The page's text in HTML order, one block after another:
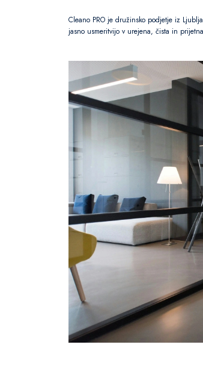
Cleano PRO je družinsko podjetje iz
jasno usmeritvijo v urejena, čista in